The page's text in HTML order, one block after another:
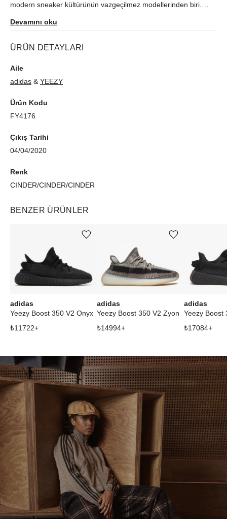
modern sneaker kültürünün vazgeçilmez modellerinden biri.
Devamını oku
ÜRÜN DETAYLARI
Aile
adidas & YEEZY
Ürün Kodu
FY4176
Çıkış Tarihi
04/04/2020
Renk
CINDER/CINDER/CINDER
BENZER ÜRÜNLER
adidas
Yeezy Boost 350 V2 Onyx
₺11722+
Ürünü istek listesine ekle veya listeden çıkar
adidas
Yeezy Boost 350 V2 Zyon
₺14994+
Ürünü istek listesine ekle veya listeden çıkar
adidas
₺17084+